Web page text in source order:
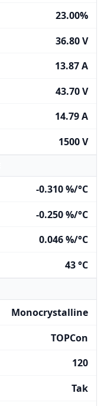
23.00%
36.80 V
13.87 A
43.70 V
14.79 A
1500 V
-0.310 %/°C
-0.250 %/°C
0.046 %/°C
43 °C
Monocrystalline
TOPCon
120
Tak